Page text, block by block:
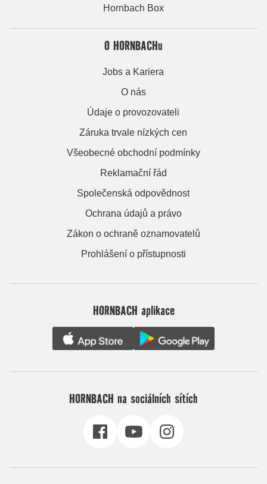
Hornbach Box
O HORNBACHu
Jobs a Kariera
O nás
Údaje o provozovateli
Záruka trvale nízkých cen
Všeobecné obchodní podmínky
Reklamační řád
Společenská odpovědnost
Ochrana údajů a právo
Zákon o ochraně oznamovatelů
Prohlášení o přístupnosti
HORNBACH aplikace
HORNBACH na sociálních sítích